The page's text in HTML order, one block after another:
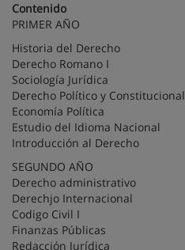
Contenido
PRIMER AÑO
Historia del Derecho
Derecho Romano I
Sociología Jurídica
Derecho Político y Constitucional
Economía Política
Estudio del Idioma Nacional
Introducción al Derecho
SEGUNDO AÑO
Derecho administrativo
Derechjo Internacional
Codigo Civil I
Finanzas Públicas
Redacción Jurídica